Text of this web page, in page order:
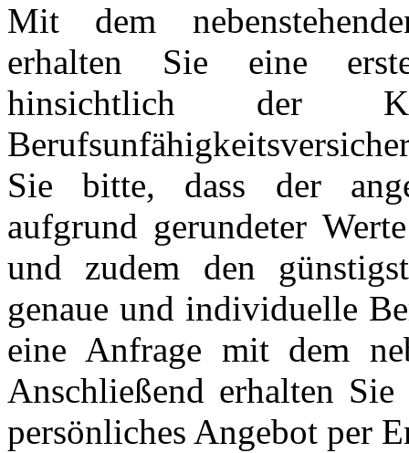
Mit dem
erhalten Sie eine
hinsichtlich der
Sie bitte, dass der
aufgrund gerundeter
und zudem den
genaue und individuelle
eine Anfrage mit dem
Anschließend erhalten
persönliches Angebot per